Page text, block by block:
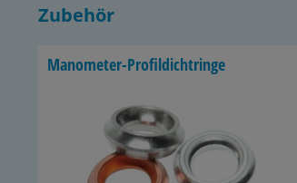
Zubehör
Manometer-​Profildichtringe